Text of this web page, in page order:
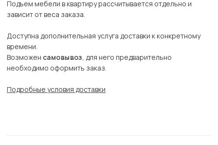
Подъем мебели в квартиру рассчитывается отдельно и
зависит от веса заказа.
Доступна дополнительная услуга доставки к конкретному
времени.
Возможен самовывоз, для него предварительно
необходимо оформить заказ.
Подробные условия доставки